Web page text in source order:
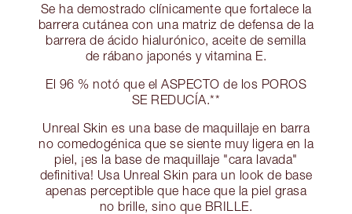
Se ha demostrado clínicamente que fortalece la
barrera cutánea con una matriz de defensa de la
barrera de ácido hialurónico, aceite de semilla
de rábano japonés y vitamina E.
El 96 % notó que el ASPECTO de los POROS
SE REDUCÍA.**
Unreal Skin es una base de maquillaje en barra
no comedogénica que se siente muy ligera en la
piel, ¡es la base de maquillaje "cara lavada"
definitiva! Usa Unreal Skin para un look de base
apenas perceptible que hace que la piel grasa
no brille, sino que BRILLE.